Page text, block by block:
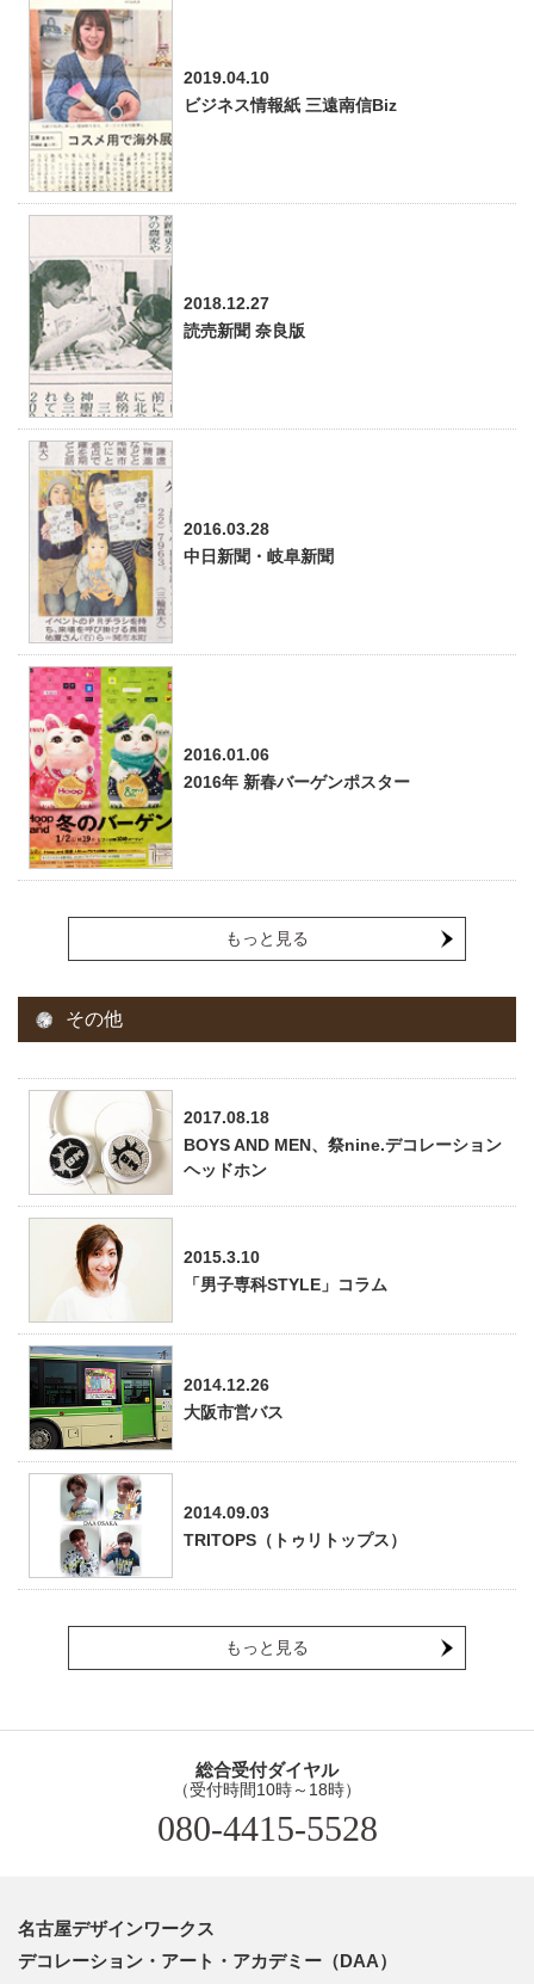
2019.04.10
ビジネス情報紙 三遠南信Biz
2018.12.27
読売新聞 奈良版
2016.03.28
中日新聞・岐阜新聞
2016.01.06
2016年 新春バーゲンポスター
もっと見る
その他
2017.08.18
BOYS AND MEN、祭nine.デコレーション
ヘッドホン
2015.3.10
「男子専科STYLE」コラム
2014.12.26
大阪市営バス
2014.09.03
TRITOPS（トゥリトップス）
もっと見る
総合受付ダイヤル
（受付時間10時～18時）
080-4415-5528
名古屋デザインワークス
デコレーション・アート・アカデミー（DAA）